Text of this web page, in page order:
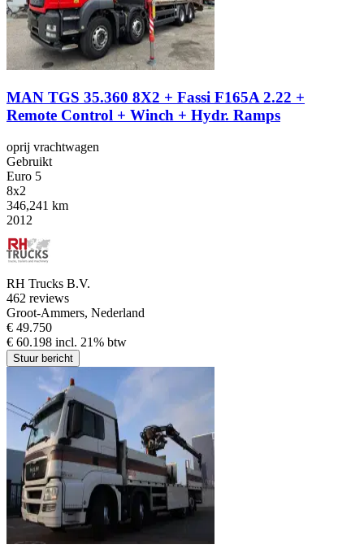
MAN TGS 35.360 8X2 + Fassi F165A 2.22 +
Remote Control + Winch + Hydr. Ramps
oprij vrachtwagen
Gebruikt
Euro 5
8x2
346,241 km
2012
RH Trucks B.V.
462 reviews
Groot-Ammers, Nederland
€ 49.750
€ 60.198 incl. 21% btw
Stuur bericht